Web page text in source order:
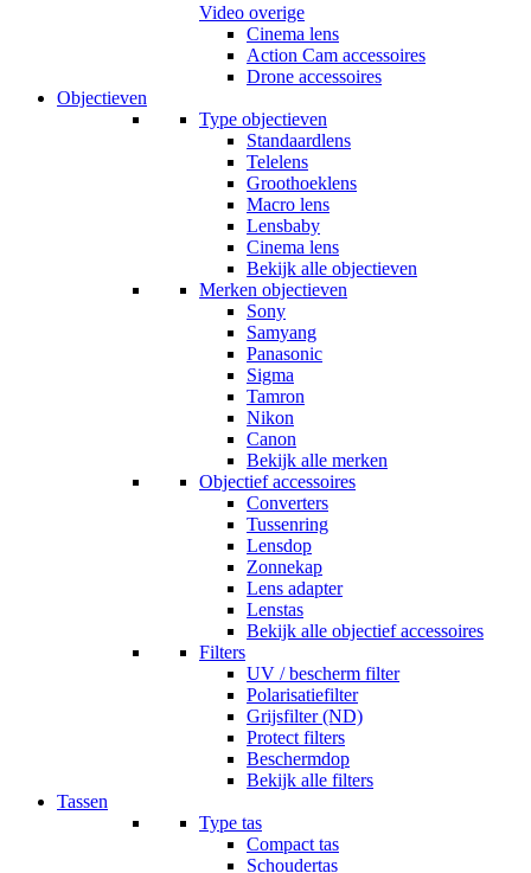
Video overige
Cinema lens
Action Cam accessoires
Drone accessoires
Objectieven
Type objectieven
Standaardlens
Telelens
Groothoeklens
Macro lens
Lensbaby
Cinema lens
Bekijk alle objectieven
Merken objectieven
Sony
Samyang
Panasonic
Sigma
Tamron
Nikon
Canon
Bekijk alle merken
Objectief accessoires
Converters
Tussenring
Lensdop
Zonnekap
Lens adapter
Lenstas
Bekijk alle objectief accessoires
Filters
UV / bescherm filter
Polarisatiefilter
Grijsfilter (ND)
Protect filters
Beschermdop
Bekijk alle filters
Tassen
Type tas
Compact tas
Schoudertas